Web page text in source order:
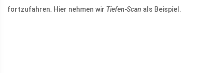
fortzufahren. Hier nehmen wir Tiefen-Scan als Beispiel.